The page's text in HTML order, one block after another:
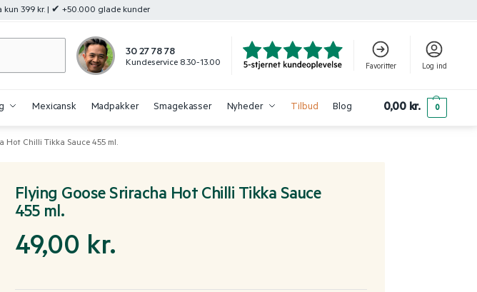
399 kr. | ✔ +50.000 glade kunder
30 27 78 78
Kundeservice 8.30-13.00 Favoritter Log ind
Mexicansk Madpakker Smagekasser Nyheder Tilbud Blog 0,00 kr. 0
Hot Chilli Tikka Sauce 455 ml.
Flying Goose Sriracha Hot Chilli Tikka Sauce
455 ml.
49,00 kr.